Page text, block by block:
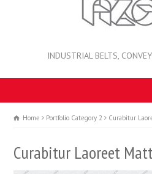
INDUSTRIAL BELTS,
Home Portfolio Category 2 Curabitur
Curabitur Laoreet